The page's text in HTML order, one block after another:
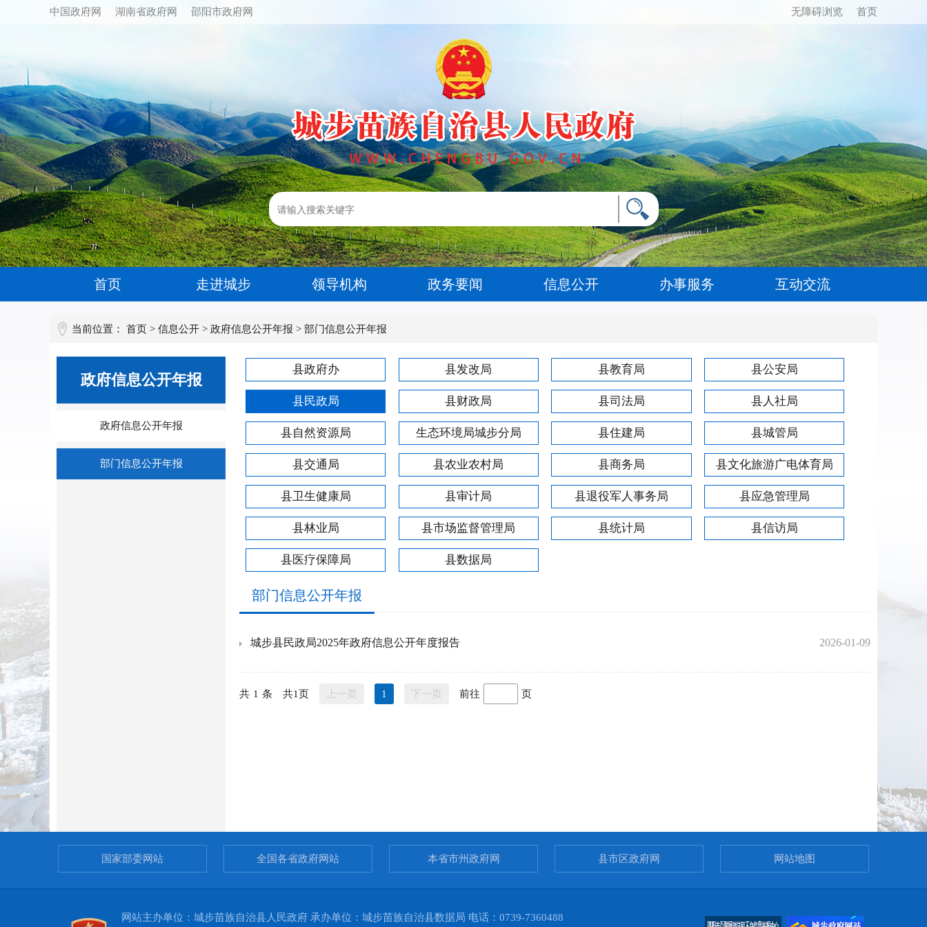
中国政府网 湖南省政府网 邵阳市政府网 首页
无障碍浏览
首页 走进城步 领导机构 政务要闻 信息公开 办事服务 互动交流
当前位置： 首页 > 信息公开 > 政府信息公开年报 > 部门信息公开年报
政府信息公开年报
政府信息公开年报
部门信息公开年报
县政府办 县发改局 县教育局 县公安局
县民政局 县财政局 县司法局 县人社局
县自然资源局 生态环境局城步分局 县住建局 县城管局
县交通局 县农业农村局 县商务局 县文化旅游广电体育局
县卫生健康局 县审计局 县退役军人事务局 县应急管理局
县林业局 县市场监督管理局 县统计局 县信访局
县医疗保障局 县数据局
部门信息公开年报
城步县民政局2025年政府信息公开年度报告 2026-01-09
共 1 条 共1页 上一页 1 下一页 前往 页
国家部委网站 全国各省政府网站 本省市州政府网 县市区政府网 网站地图
网站主办单位：城步苗族自治县人民政府 承办单位：城步苗族自治县数据局 电话：0739-7360488